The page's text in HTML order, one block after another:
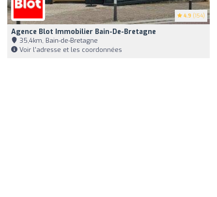
4.9 (154)
Agence Blot Immobilier Bain-De-Bretagne
35,4km, Bain-de-Bretagne
Voir l'adresse et les coordonnées